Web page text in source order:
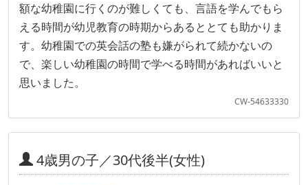
額な幼稚園に行くのが難しくても、言語を学んでもら
える時間が幼児教育の時期からあるととても助かりま
す。幼稚園での英会話の塾も嫌がられて続かないの
で、楽しい幼稚園の時間で学べる時間があればいいと
思いました。
CW-54633330
4歳男の子／30代後半(女性)